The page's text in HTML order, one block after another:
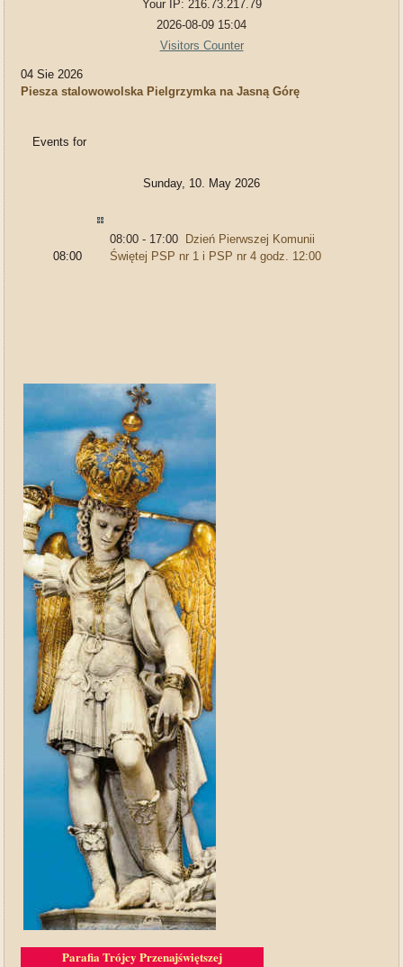
Your IP: 216.73.217.79
2026-08-09 15:04
Visitors Counter
04 Sie 2026
Piesza stalowowolska Pielgrzymka na Jasną Górę
Events for
Sunday, 10. May 2026
08:00
08:00 - 17:00
Dzień Pierwszej Komunii
Świętej PSP nr 1 i PSP nr 4 godz. 12:00
Parafia Trójcy Przenajświętszej